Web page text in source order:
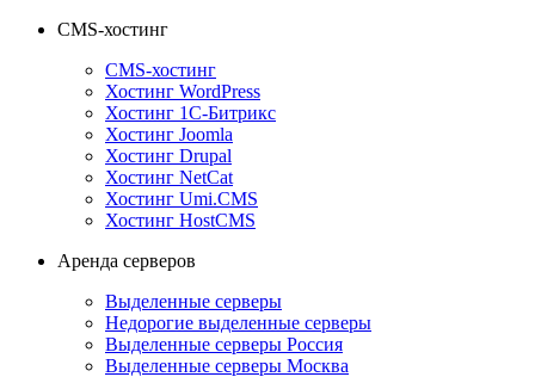
CMS-хостинг
CMS-хостинг
Хостинг WordPress
Хостинг 1С-Битрикс
Хостинг Joomla
Хостинг Drupal
Хостинг NetCat
Хостинг Umi.CMS
Хостинг HostCMS
Аренда серверов
Выделенные серверы
Недорогие выделенные серверы
Выделенные серверы Россия
Выделенные серверы Москва